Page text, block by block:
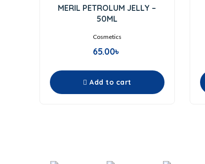
0
out
MERIL PETROLUM JELLY –
50ML
Cosmetics
65.00৳
Add to cart